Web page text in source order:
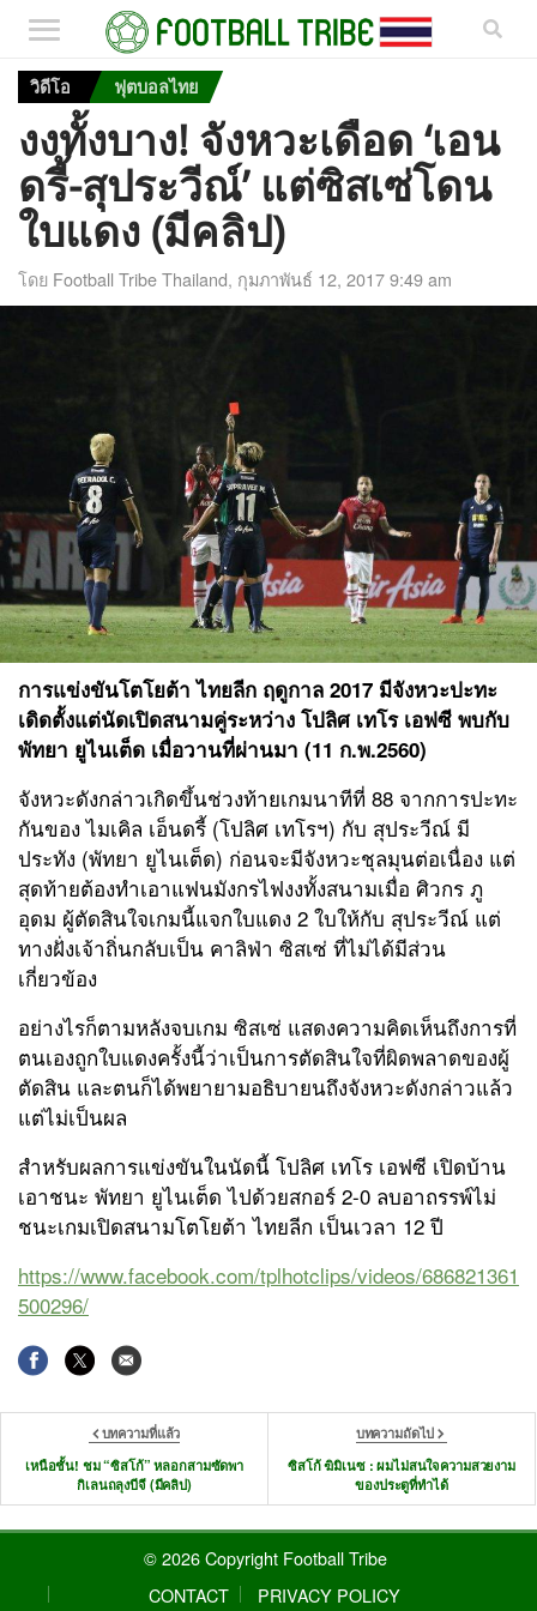
วิดีโอ ฟุตบอลไทย
งงทั้งบาง! จังหวะเดือด ‘เอน
ดรี้-สุประวีณ์’ แต่ซิสเซ่โดน
ใบแดง (มีคลิป)
โดย Football Tribe Thailand, กุมภาพันธ์ 12, 2017 9:49 am
การแข่งขันโตโยต้า ไทยลีก ฤดูกาล 2017 มีจังหวะปะทะ
เดิดตั้งแต่นัดเปิดสนามคู่ระหว่าง โปลิศ เทโร เอฟซี พบกับ
พัทยา ยูไนเต็ด เมื่อวานที่ผ่านมา (11 ก.พ.2560)
จังหวะดังกล่าวเกิดขึ้นช่วงท้ายเกมนาทีที่ 88 จากการปะทะ
กันของ ไมเคิล เอ็นดรี้ (โปลิศ เทโรฯ) กับ สุประวีณ์ มี
ประทัง (พัทยา ยูไนเต็ด) ก่อนจะมีจังหวะชุลมุนต่อเนื่อง แต่
สุดท้ายต้องทำเอาแฟนมังกรไฟงงทั้งสนามเมื่อ ศิวกร ภู
อุดม ผู้ตัดสินใจเกมนี้แจกใบแดง 2 ใบให้กับ สุประวีณ์ แต่
ทางฝั่งเจ้าถิ่นกลับเป็น คาลิฟ่า ซิสเซ่ ที่ไม่ได้มีส่วน
เกี่ยวข้อง
อย่างไรก็ตามหลังจบเกม ซิสเซ่ แสดงความคิดเห็นถึงการที่
ตนเองถูกใบแดงครั้งนี้ว่าเป็นการตัดสินใจที่ผิดพลาดของผู้
ตัดสิน และตนก็ได้พยายามอธิบายนถึงจังหวะดังกล่าวแล้ว
แต่ไม่เป็นผล
สำหรับผลการแข่งขันในนัดนี้ โปลิศ เทโร เอฟซี เปิดบ้าน
เอาชนะ พัทยา ยูไนเต็ด ไปด้วยสกอร์ 2-0 ลบอาถรรพ์ไม่
ชนะเกมเปิดสนามโตโยต้า ไทยลีก เป็นเวลา 12 ปี
https://www.facebook.com/tplhotclips/videos/686821361
500296/
บทความที่แล้ว
เหนือชั้น! ชม “ซิสโก้” หลอกสามซัดพา
กิเลนถลุงบีจี (มีคลิป)
บทความถัดไป
ซิสโก้ ฆิมิเนซ : ผมไม่สนใจความสวยงาม
ของประตูที่ทำได้
© 2026 Copyright Football Tribe
CONTACT
PRIVACY POLICY